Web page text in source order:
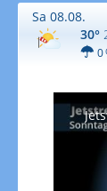
Sa 08.08.
30°
0